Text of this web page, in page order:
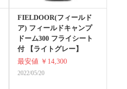
FIELDOOR(フィールド
ア) フィールドキャンプ
ドーム300 フライシート
付 【ライトグレー】
最安値 ￥14,300
2022/05/20